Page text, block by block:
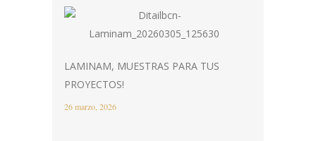
LAMINAM, MUESTRAS PARA TUS
PROYECTOS!
26 marzo, 2026